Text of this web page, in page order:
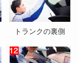
トランクの裏側